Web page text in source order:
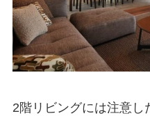
2階リビングには注意